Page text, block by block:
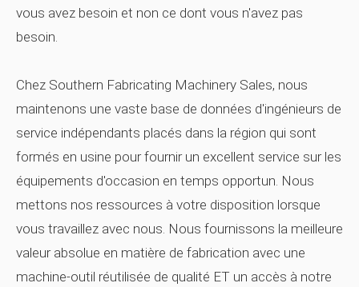
vous avez besoin et non ce dont vous n'avez pas
besoin.
Chez Southern Fabricating Machinery Sales, nous
maintenons une vaste base de données d'ingénieurs de
service indépendants placés dans la région qui sont
formés en usine pour fournir un excellent service sur les
équipements d'occasion en temps opportun. Nous
mettons nos ressources à votre disposition lorsque
vous travaillez avec nous. Nous fournissons la meilleure
valeur absolue en matière de fabrication avec une
machine-outil réutilisée de qualité ET un accès à notre